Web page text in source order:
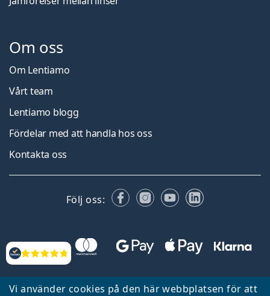
Vi använder cookies på den här webbplatsen för att
Recensioner
Om oss
Om Lentiamo
Vårt team
Lentiamo blogg
Fördelar med att handla hos oss
Kontakta oss
Följ oss: FacebookInstagram
YouTubeLinkedIn